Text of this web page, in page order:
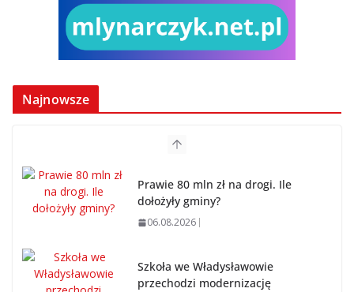
Najnowsze
Prawie 80 mln zł na drogi. Ile
dołożyły gminy?
06.08.2026
Szkoła we Władysławowie
przechodzi modernizację